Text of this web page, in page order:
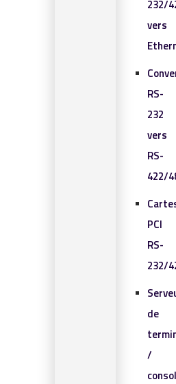
232/
vers
RS-
232
vers
RS-
422/
PCI
RS-
232/
de
/